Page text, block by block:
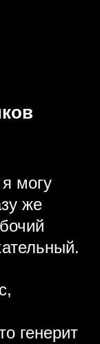
могу
же
генерит